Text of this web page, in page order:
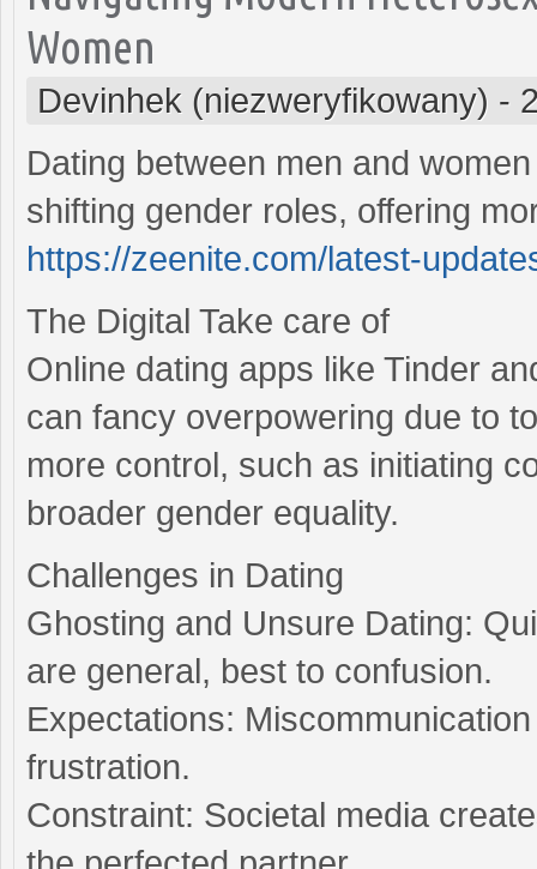
Women
Devinhek (niezweryfikowany) -
Dating between men and
shifting gender roles, offering
https://zeenite.com/latest-
The Digital Take care of
Online dating apps like Tinder
can fancy overpowering due to
more control, such as initiating
broader gender equality.
Challenges in Dating
Ghosting and Unsure Dating:
are general, best to confusion.
Expectations:
frustration.
Constraint: Societal media